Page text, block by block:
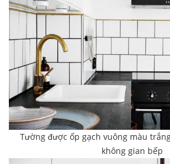
Tường được ốp gạch vuông màu
không gian bếp